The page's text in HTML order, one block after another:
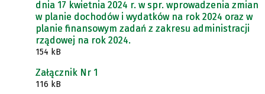
dnia 17 kwietnia 2024 r. w spr. wprowadzenia zmian
w planie dochodów i wydatków na rok 2024 oraz w
planie finansowym zadań z zakresu administracji
rządowej na rok 2024.
154 kB
Załącznik Nr 1
116 kB